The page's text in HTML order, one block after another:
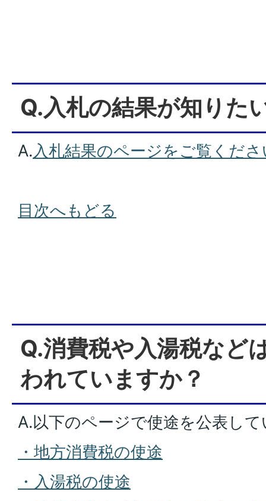
Q.入札の結果が知りた
A.入札結果のページをご覧くだ
目次へもどる
Q.消費税や入湯税など
われていますか？
A.以下のページで使途を公表し
・地方消費税の使途
・入湯税の使途